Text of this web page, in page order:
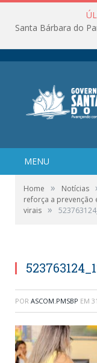
MENU
Home » Notícias
reforça a prevenção
virais »
POR ASCOM.PMSBP EM